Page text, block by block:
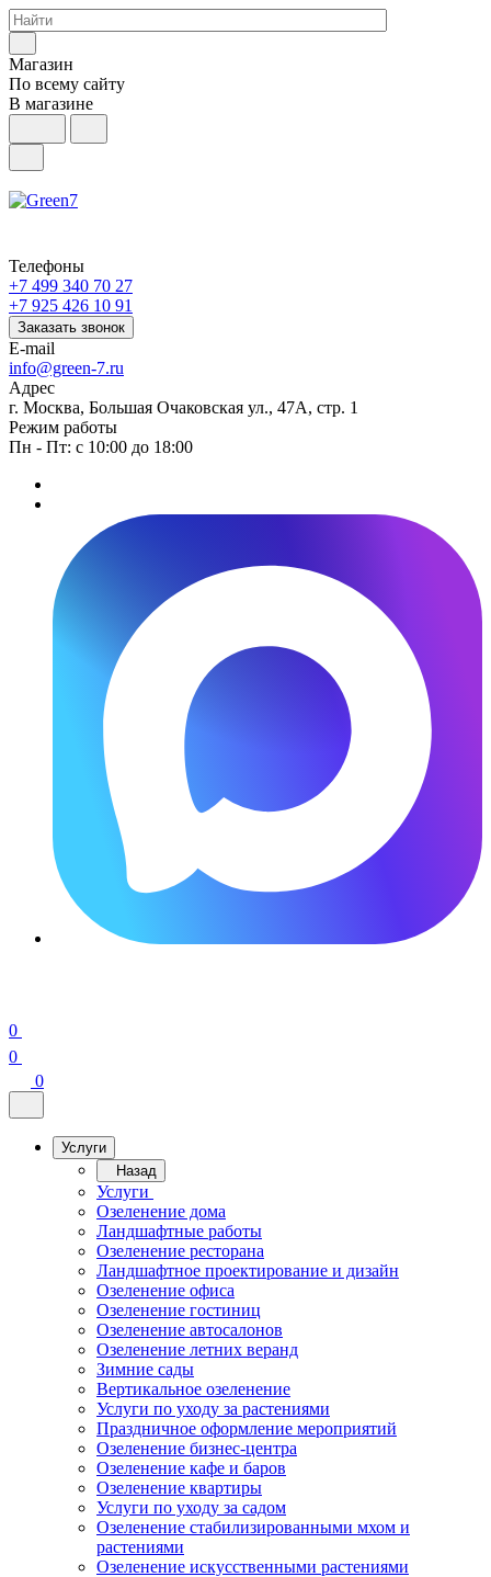
Магазин
По всему сайту
В магазине
Телефоны
+7 499 340 70 27
+7 925 426 10 91
Заказать звонок
E-mail
info@green-7.ru
Адрес
г. Москва, Большая Очаковская ул., 47А, стр. 1
Режим работы
Пн - Пт: с 10:00 до 18:00
0
0
0
Услуги
Назад
Услуги
Озеленение дома
Ландшафтные работы
Озеленение ресторана
Ландшафтное проектирование и дизайн
Озеленение офиса
Озеленение гостиниц
Озеленение автосалонов
Озеленение летних веранд
Зимние сады
Вертикальное озеленение
Услуги по уходу за растениями
Праздничное оформление мероприятий
Озеленение бизнес-центра
Озеленение кафе и баров
Озеленение квартиры
Услуги по уходу за садом
Озеленение стабилизированными мхом и
растениями
Озеленение искусственными растениями